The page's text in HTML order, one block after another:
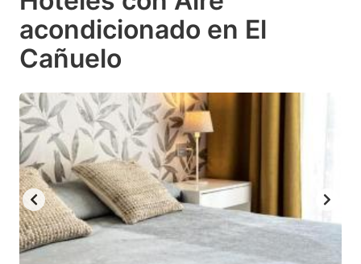
acondicionado en El
Cañuelo